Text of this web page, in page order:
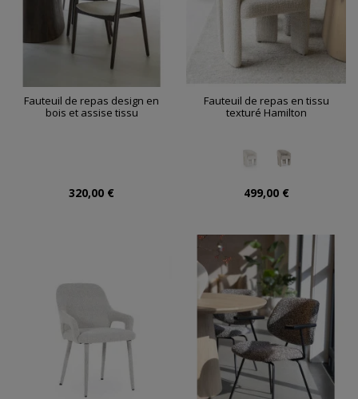
Fauteuil de repas design en
bois et assise tissu
320,00 €
Fauteuil de repas en tissu
texturé Hamilton
499,00 €